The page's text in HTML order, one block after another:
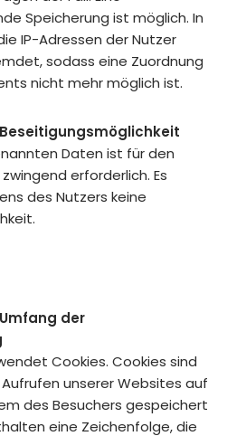
Speicherung ist möglich. In
IP-Adressen der Nutzer
sodass eine Zuordnung
nicht mehr möglich ist.
Daten ist für den
erforderlich. Es
des Nutzers keine
der
Cookies. Cookies sind
unserer Websites auf
des Besuchers gespeichert
eine Zeichenfolge, die